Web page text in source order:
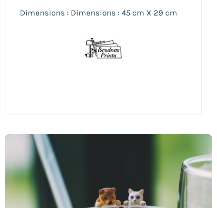
Dimensions : Dimensions : 45 cm X 29 cm